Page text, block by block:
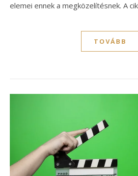
elemei ennek a megközelítésnek. A
TOVÁBB